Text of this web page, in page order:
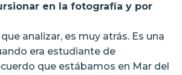
en la fotografía y por
analizar, es muy atrás. Es una
era estudiante de
que estábamos en Mar del